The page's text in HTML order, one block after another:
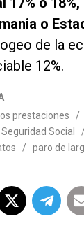
o
de la
12%.
prestaciones /
Seguridad Social /
/ paro de